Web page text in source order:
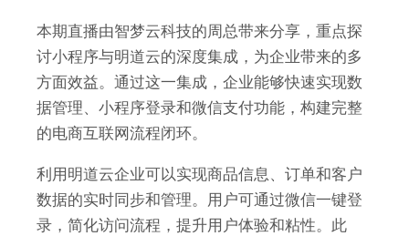
本期直播由智梦云科技的周总带来分享，重点探
讨小程序与明道云的深度集成，为企业带来的多
方面效益。通过这一集成，企业能够快速实现数
据管理、小程序登录和微信支付功能，构建完整
的电商互联网流程闭环。
利用明道云企业可以实现商品信息、订单和客户
数据的实时同步和管理。用户可通过微信一键登
录，简化访问流程，提升用户体验和粘性。此